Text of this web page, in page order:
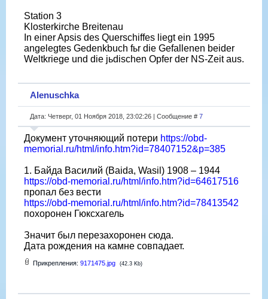
Station 3
Klosterkirche Breitenau
In einer Apsis des Querschiffes liegt ein 1995
angelegtes Gedenkbuch fьr die Gefallenen beider
Weltkriege und die jьdischen Opfer der NS-Zeit aus.
Alenuschka
Дата: Четверг, 01 Ноября 2018, 23:02:26 | Сообщение # 7
Документ уточняющий потери https://obd-
memorial.ru/html/info.htm?id=78407152&p=385
1. Байда Василий (Baida, Wasil) 1908 – 1944
https://obd-memorial.ru/html/info.htm?id=64617516
пропал без вести
https://obd-memorial.ru/html/info.htm?id=78413542
похоронен Гюксхагель
Значит был перезахоронен сюда.
Дата рождения на камне совпадает.
Прикрепления: 9171475.jpg (42.3 Kb)